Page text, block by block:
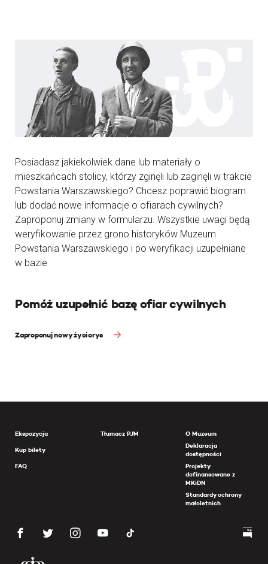
Posiadasz jakiekolwiek dane lub materiały o
mieszkańcach stolicy, którzy zginęli lub zaginęli w trakcie
Powstania Warszawskiego? Chcesz poprawić biogram
lub dodać nowe informacje o ofiarach cywilnych?
Zaproponuj zmiany w formularzu. Wszystkie uwagi będą
weryfikowanie przez grono historyków Muzeum
Powstania Warszawskiego i po weryfikacji uzupełniane
w bazie
Pomóż uzupełnić bazę ofiar cywilnych
Zaproponuj nowy życiorys
Ekspozycja
Kup bilety
FAQ
Tłumacz PJM
O Muzeum
Deklaracja
dostępności
Projekty
dofinansowane z
MKiDN
Standardy ochrony
małoletnich